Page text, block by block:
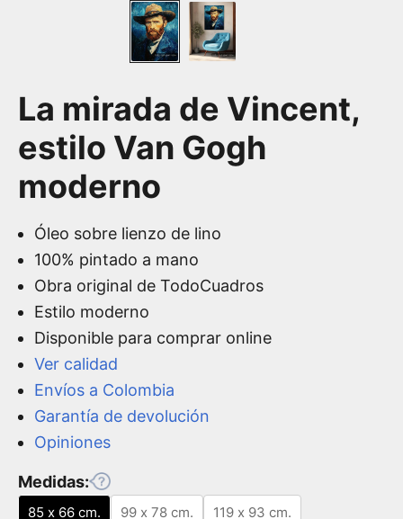
La mirada de Vincent,
estilo Van Gogh
moderno
Óleo sobre lienzo de lino
100% pintado a mano
Obra original de TodoCuadros
Estilo moderno
Disponible para comprar online
Ver calidad
Envíos a Colombia
Garantía de devolución
Opiniones
Medidas:
85 x 66 cm. 99 x 78 cm. 119 x 93 cm.